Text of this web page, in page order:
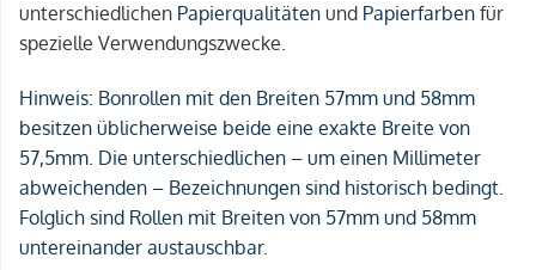
unterschiedlichen Papierqualitäten und Papierfarben für
spezielle Verwendungszwecke.
Hinweis: Bonrollen mit den Breiten 57mm und 58mm
besitzen üblicherweise beide eine exakte Breite von
57,5mm. Die unterschiedlichen – um einen Millimeter
abweichenden – Bezeichnungen sind historisch bedingt.
Folglich sind Rollen mit Breiten von 57mm und 58mm
untereinander austauschbar.